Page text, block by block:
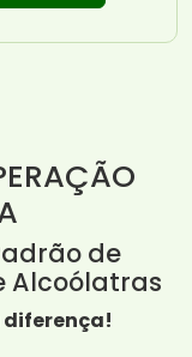
de
Alcoólatras
diferença!